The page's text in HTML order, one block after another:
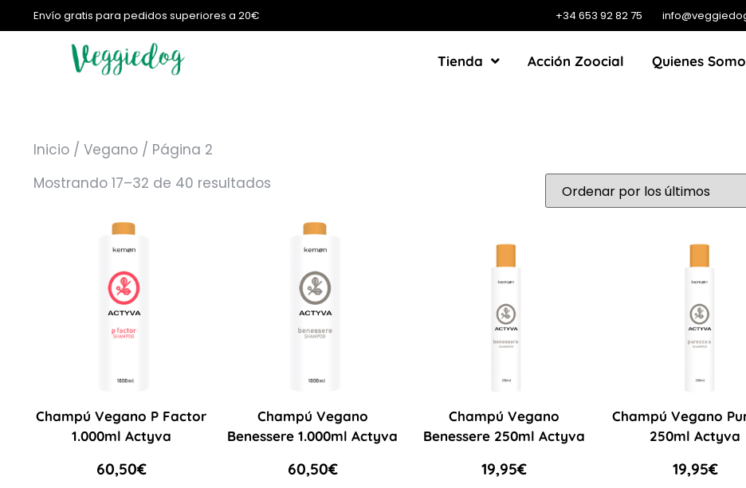
Envío gratis para pedidos superiores a 20€ +34 653 92 82 75
Tienda Acción Zoocial Quienes
Inicio / Vegano / Página 2
Mostrando 17–32 de 40 resultados
Champú Vegano P Factor
1.000ml Actyva
60,50€
Champú Vegano
Benessere 1.000ml Actyva
60,50€
Champú Vegano
Benessere 250ml Actyva
19,95€
Champú Vegano
250ml Actyva
19,95€